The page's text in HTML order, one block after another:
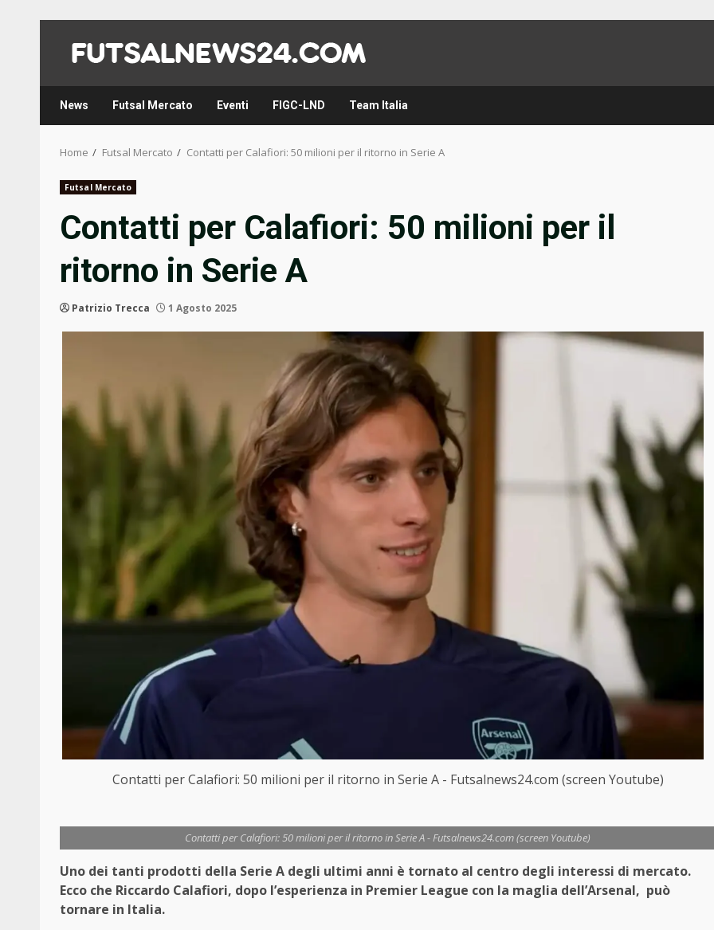
content
News Futsal Mercato Eventi FIGC-LND Team Italia
Home Futsal Mercato Contatti per Calafiori: 50 milioni per il ritorno in Serie A
Futsal Mercato
Contatti per Calafiori: 50 milioni per il
ritorno in Serie A
Patrizio Trecca 1 Agosto 2025
Contatti per Calafiori: 50 milioni per il ritorno in Serie A - Futsalnews24.com (screen Youtube)
Contatti per Calafiori: 50 milioni per il ritorno in Serie A - Futsalnews24.com (screen Youtube)
Uno dei tanti prodotti della Serie A degli ultimi anni è tornato al centro degli interessi di mercato.
Ecco che Riccardo Calafiori, dopo l’esperienza in Premier League con la maglia dell’Arsenal, può
tornare in Italia.